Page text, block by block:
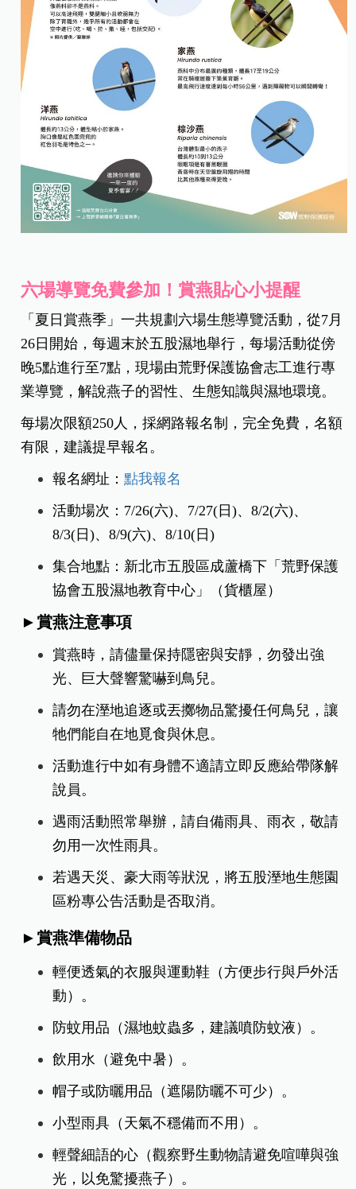
六場導覽免費參加！賞燕貼心小提醒
「夏日賞燕季」一共規劃六場生態導覽活動，從7月
26日開始，每週末於五股濕地舉行，每場活動從傍
晚5點進行至7點，現場由荒野保護協會志工進行專
業導覽，解說燕子的習性、生態知識與濕地環境。
每場次限額250人，採網路報名制，完全免費，名額
有限，建議提早報名。
報名網址：點我報名
活動場次：7/26(六)、7/27(日)、8/2(六)、
8/3(日)、8/9(六)、8/10(日)
集合地點：新北市五股區成蘆橋下「荒野保護
協會五股濕地教育中心」（貨櫃屋）
►賞燕注意事項
賞燕時，請儘量保持隱密與安靜，勿發出強
光、巨大聲響驚嚇到鳥兒。
請勿在溼地追逐或丟擲物品驚擾任何鳥兒，讓
牠們能自在地覓食與休息。
活動進行中如有身體不適請立即反應給帶隊解
說員。
遇雨活動照常舉辦，請自備雨具、雨衣，敬請
勿用一次性雨具。
若遇天災、豪大雨等狀況，將五股溼地生態園
區粉專公告活動是否取消。
►賞燕準備物品
輕便透氣的衣服與運動鞋（方便步行與戶外活
動）。
防蚊用品（濕地蚊蟲多，建議噴防蚊液）。
飲用水（避免中暑）。
帽子或防曬用品（遮陽防曬不可少）。
小型雨具（天氣不穩備而不用）。
輕聲細語的心（觀察野生動物請避免喧嘩與強
光，以免驚擾燕子）。